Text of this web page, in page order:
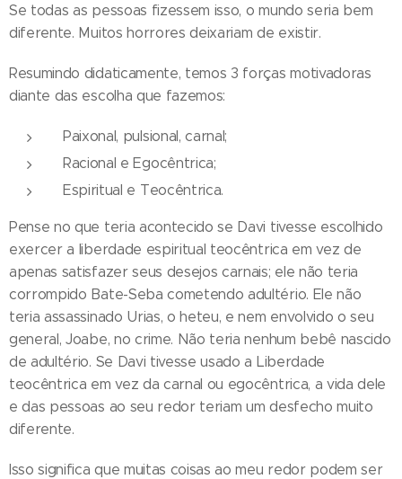
Se todas as pessoas fizessem isso, o mundo seria bem
diferente. Muitos horrores deixariam de existir.
Resumindo didaticamente, temos 3 forças motivadoras
diante das escolha que fazemos:
Paixonal, pulsional, carnal;
Racional e Egocêntrica;
Espiritual e Teocêntrica.
Pense no que teria acontecido se Davi tivesse escolhido
exercer a liberdade espiritual teocêntrica em vez de
apenas satisfazer seus desejos carnais; ele não teria
corrompido Bate-Seba cometendo adultério. Ele não
teria assassinado Urias, o heteu, e nem envolvido o seu
general, Joabe, no crime. Não teria nenhum bebê nascido
de adultério. Se Davi tivesse usado a Liberdade
teocêntrica em vez da carnal ou egocêntrica, a vida dele
e das pessoas ao seu redor teriam um desfecho muito
diferente.
Isso significa que muitas coisas ao meu redor podem ser